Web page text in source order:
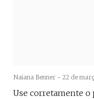
Naiana Benner - 22 de
Use corretamente